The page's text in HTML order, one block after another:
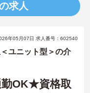
求人
年05月07日 求人番号：602540
ユニット型＞の介
勤OK★資格取